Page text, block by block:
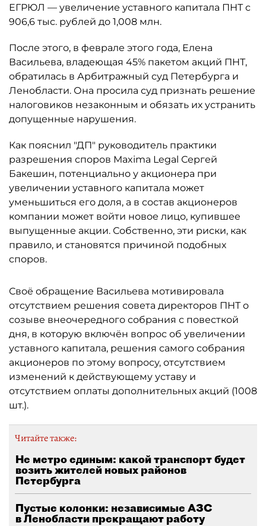
ЕГРЮЛ — увеличение уставного капитала ПНТ с
906,6 тыс. рублей до 1,008 млн.
После этого, в феврале этого года, Елена
Васильева, владеющая 45% пакетом акций ПНТ,
обратилась в Арбитражный суд Петербурга и
Ленобласти. Она просила суд признать решение
налоговиков незаконным и обязать их устранить
допущенные нарушения.
Как пояснил "ДП" руководитель практики
разрешения споров Maxima Legal Сергей
Бакешин, потенциально у акционера при
увеличении уставного капитала может
уменьшиться его доля, а в состав акционеров
компании может войти новое лицо, купившее
выпущенные акции. Собственно, эти риски, как
правило, и становятся причиной подобных
споров.
Своё обращение Васильева мотивировала
отсутствием решения совета директоров ПНТ о
созыве внеочередного собрания с повесткой
дня, в которую включён вопрос об увеличении
уставного капитала, решения самого собрания
акционеров по этому вопросу, отсутствием
изменений к действующему уставу и
отсутствием оплаты дополнительных акций (1008
шт.).
Читайте также:
Не метро единым: какой транспорт будет
возить жителей новых районов
Петербурга
Пустые колонки: независимые АЗС
в Ленобласти прекращают работу